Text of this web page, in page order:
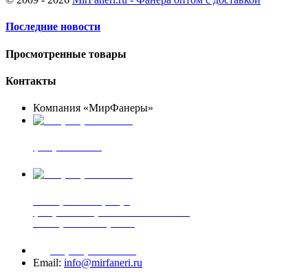
Последние новости
Просмотренные товары
Контакты
Компания «МирФанеры»
Email: info@mirfaneri.ru